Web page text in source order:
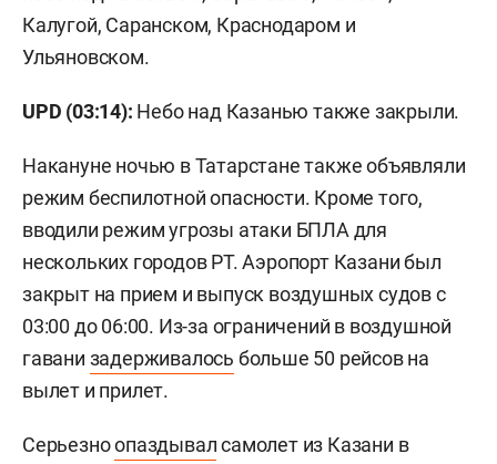
Калугой, Саранском, Краснодаром и
Ульяновском.
UPD (03:14): Небо над Казанью также закрыли.
Накануне ночью в Татарстане также объявляли
режим беспилотной опасности. Кроме того,
вводили режим угрозы атаки БПЛА для
нескольких городов РТ. Аэропорт Казани был
закрыт на прием и выпуск воздушных судов с
03:00 до 06:00. Из-за ограничений в воздушной
гавани задерживалось больше 50 рейсов на
вылет и прилет.
Серьезноопаздывалсамолет из Казани в